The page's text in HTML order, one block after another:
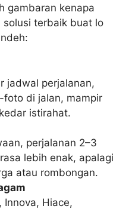
gambaran kenapa
solusi terbaik buat lo
jadwal perjalanan,
di jalan, mampir
istirahat.
perjalanan 2–3
lebih enak, apalagi
atau rombongan.
Innova, Hiace,